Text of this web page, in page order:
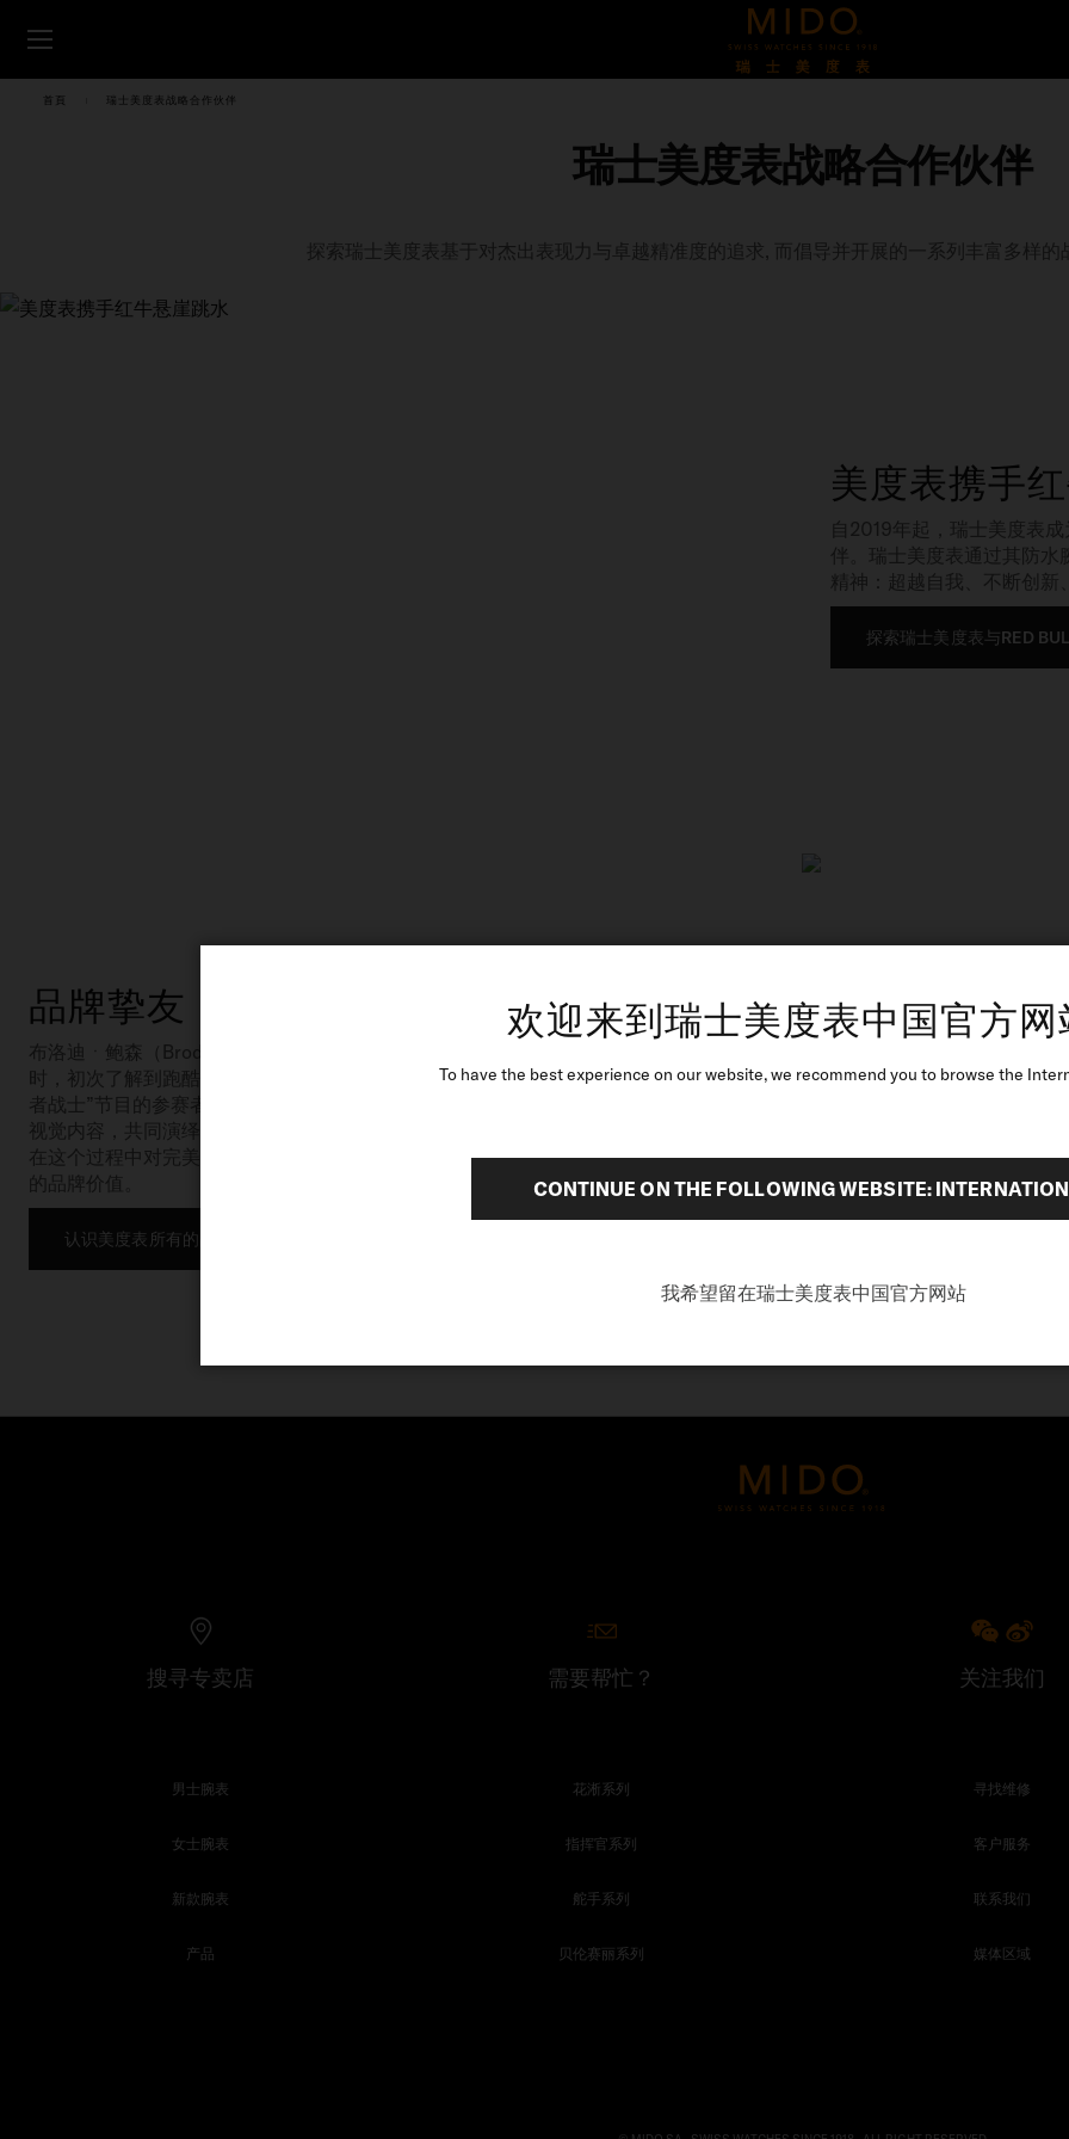
客户服务
首頁 瑞士美度表战略合作伙伴
瑞士美度表战略合作伙伴
探索瑞士美度表基于对杰出表现力与卓越精准度的追求, 而倡导并开展的一系列丰富多样的
美度表携手
自2019年起，瑞士美度表
伴。瑞士美度表通过其防
精神：超越自我、不断创新
探索瑞士美度表与RED
品牌挚友
布洛迪ㆍ鲍森（Brodie Pawson）在与弟弟迪伦观看电影《007首部曲：皇家夜总会》
时，初次了解到跑酷这项运动。十年后，他成为了一名职业跑酷选手，同时也是“澳洲忍
者战士”节目的参赛者。他与瑞士美度表的渊源始于2017年。如今，鲍森与迪伦亲自设计
视觉内容，共同演绎舵手系列。他们不仅将与美度品牌的合作视为一种表演，更重要的是
在这个过程中对完美的不懈追求，他们的座右铭“努力做到并不断创新”同样也反映了美度
的品牌价值。
认识美度表所有的品牌挚友
搜寻专卖店 需要帮忙？ 关注我们
男士腕表
女士腕表
新款腕表
产品
花淅系列
指挥官系列
舵手系列
贝伦赛丽系列
寻找维修
客户服务
联系我们
媒体区域
欢迎来到瑞士美度表中国官方网
To have the best experience on our website, we recommend you to browse the
CONTINUE ON THE FOLLOWING WEBSITE:
我希望留在瑞士美度表中国官方网站